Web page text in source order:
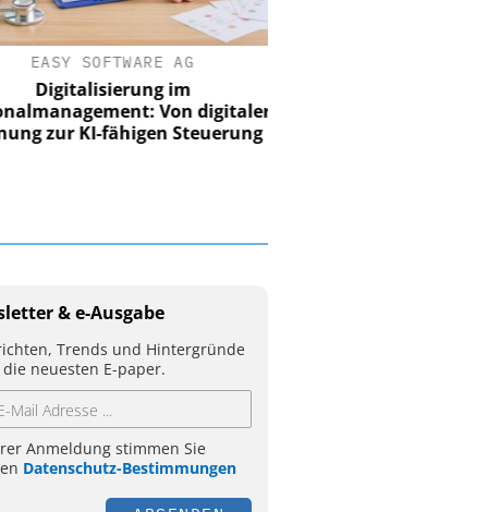
EASY SOFTWARE AG
Digitalisierung im
Von digitaler
zur KI-fähigen Steuerung
& e-Ausgabe
Trends und Hintergründe
neuesten E-paper.
Anmeldung stimmen Sie
Datenschutz-Bestimmungen